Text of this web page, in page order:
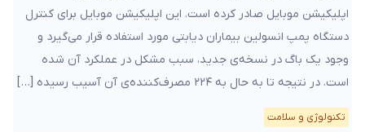
اپلیکیشن موبایل صادر کرده است. این اپلیکیشن موبایل برای کنترل
دستگاه پمپ انسولین بیماران دیابتی مورد استفاده قرار می‌گیرد و
وجود یک باگ در نسخه‌ی جدید، سبب مشکل در عملکرد آن شده
است. در نتیجه‌ تا به حال به ۲۲۴ مصرف‌کننده‌ی آن آسیب رسیده […]
تکنولوژی و سلامت